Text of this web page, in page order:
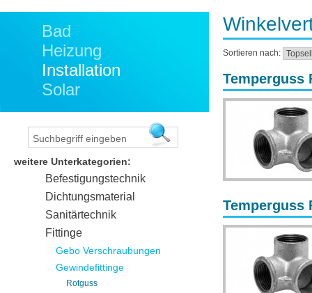
Sortieren nach:
Temperguss
Temperguss
Bad
Heizung
Installation
Solar
weitere Unterkategorien:
Befestigungstechnik
Dichtungsmaterial
Sanitärtechnik
Fittinge
Gebo Verschraubungen
Gewindefittinge
Rotguss